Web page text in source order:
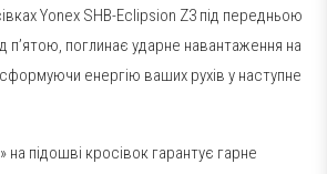
Yonex SHB-Eclipsion Z3 під передньою
п’ятою, поглинає ударне навантаження на
енергію ваших рухів у наступне
підошві кросівок гарантує гарне